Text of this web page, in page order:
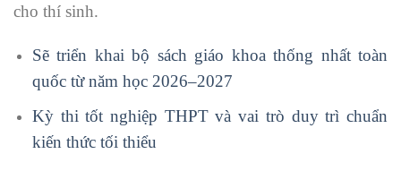
cho thí sinh.
Sẽ triển khai bộ sách giáo khoa thống nhất toàn
quốc từ năm học 2026–2027
Kỳ thi tốt nghiệp THPT và vai trò duy trì chuẩn
kiến thức tối thiểu